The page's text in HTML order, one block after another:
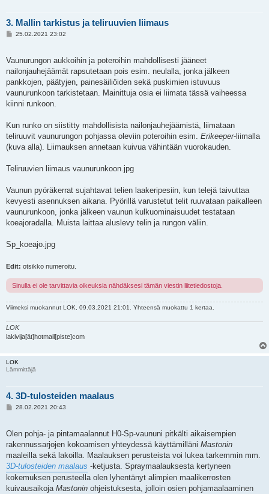
3. Mallin tarkistus ja teliruuvien liimaus
V
t
i
25.02.2021 23:02
Vaunurungon aukkoihin ja poteroihin mahdollisesti jääneet
nailonjauhejäämät rapsutetaan pois esim. neulalla, jonka jälkeen
pankkojen, päätyjen, painesäiliöiden sekä puskimien istuvuus
vaunurunkoon tarkistetaan. Mainittuja osia ei liimata tässä vaiheessa
kiinni runkoon.
Kun runko on siistitty mahdollisista nailonjauhejäämistä, liimataan
teliruuvit vaunurungon pohjassa oleviin poteroihin esim. Erikeeper-liimalla
(kuva alla). Liimauksen annetaan kuivua vähintään vuorokauden.
Teliruuvien liimaus vaunurunkoon.jpg
Vaunun pyöräkerrat sujahtavat telien laakeripesiin, kun telejä taivuttaa
kevyesti asennuksen aikana. Pyörillä varustetut telit ruuvataan paikalleen
vaunurunkoon, jonka jälkeen vaunun kulkuominaisuudet testataan
koeajoradalla. Muista laittaa aluslevy telin ja rungon väliin.
Sp_koeajo.jpg
Edit: otsikko numeroitu.
Sinulla ei ole tarvittavia oikeuksia nähdäksesi tämän viestin liitetiedostoja.
Viimeksi muokannut LOK , 09.03.2021 21:01. Yhteensä muokattu 1 kertaa.
LOK
lakivija[ät]hotmail[piste]com
LOK
Lämmittäjä
4. 3D-tulosteiden maalaus
V
t
i
28.02.2021 20:43
Olen pohja- ja pintamaalannut H0-Sp-vaununi pitkälti aikaisempien
rakennussarjojen kokoamisen yhteydessä käyttämilläni Mastonin
maaleilla sekä lakoilla. Maalauksen perusteista voi lukea tarkemmin mm.
3D-tulosteiden maalaus -ketjusta. Spraymaalauksesta kertyneen
kokemuksen perusteella olen lyhentänyt alimpien maalikerrosten
kuivausaikoja Mastonin ohjeistuksesta, jolloin osien pohjamaalaaminen